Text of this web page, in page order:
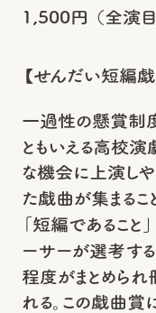
1,500円 （全演目
【せんだい短編戯
一過性の懸賞制
ともいえる高校演
な機会に上演しや
た戯曲が集まるこ
「短編であるこ
ーサーが選考す
程度がまとめられ
れる。この戯曲賞